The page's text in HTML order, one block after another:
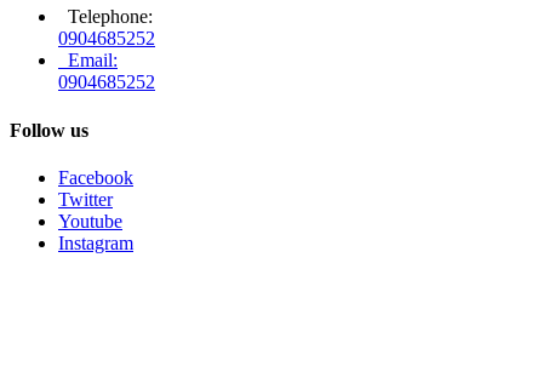
Telephone:
0904685252
Email:
0904685252
Follow us
Facebook
Twitter
Youtube
Instagram